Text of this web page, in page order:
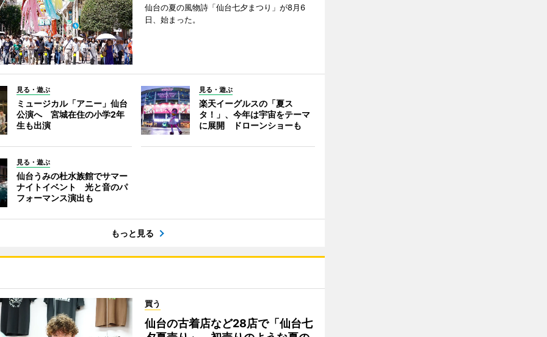
仙台の夏の風物詩「仙台七夕まつり」が8月6
日、始まった。
見る・遊ぶ
ミュージカル「アニー」仙台
公演へ 宮城在住の小学2年
生も出演
見る・遊ぶ
楽天イーグルスの「夏ス
タ！」、今年は宇宙をテーマ
に展開 ドローンショーも
見る・遊ぶ
仙台うみの杜水族館でサマー
ナイトイベント 光と音のパ
フォーマンス演出も
もっと見る
買う
仙台の古着店など28店で「仙台七